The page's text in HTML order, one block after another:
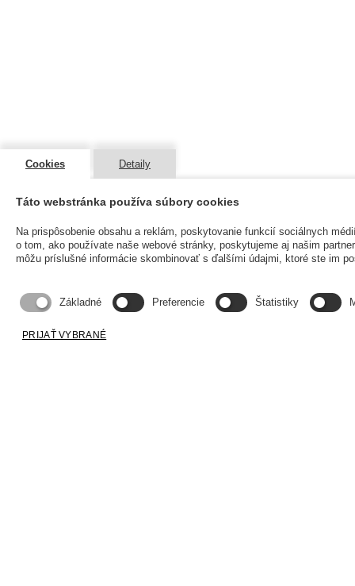
Cookies Detaily
Táto webstránka používa súbory cookies
Na prispôsobenie obsahu a reklám, poskytovanie funkcií sociálnych
o tom, ako používate naše webové stránky, poskytujeme aj našim
môžu príslušné informácie skombinovať s ďalšími údajmi, ktoré ste im
Základné Preferencie Štatistiky
PRIJAŤ VYBRANÉ